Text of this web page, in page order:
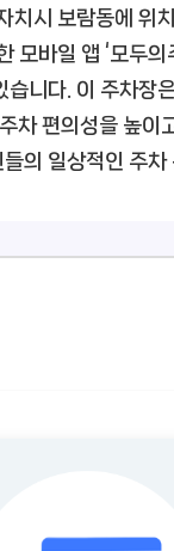
치시 보람동에 위
모바일 앱 ‘모두
니다. 이 주차장
차 편의성을 높이
의 일상적인 주